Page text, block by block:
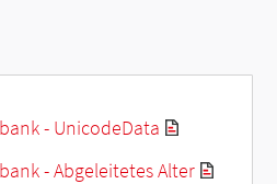
- UnicodeData
- Abgeleitetes Alter